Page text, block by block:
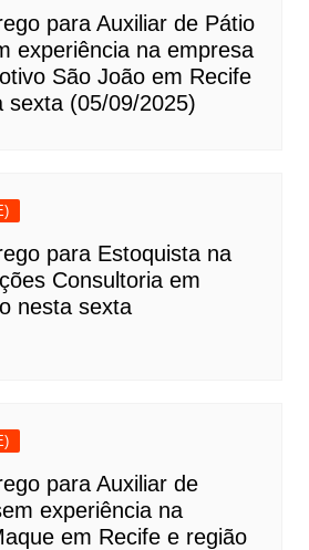
para Auxiliar de Pátio
experiência na empresa
São João em Recife
sexta (05/09/2025)
para Estoquista na
Consultoria em
nesta sexta
para Auxiliar de
experiência na
em Recife e região